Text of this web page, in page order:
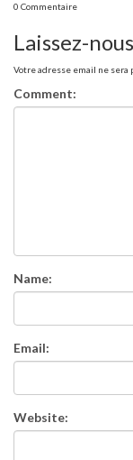
0 Commentaire
Laissez-
Votre adresse email ne sera
Comment:
Name:
Email:
Website: